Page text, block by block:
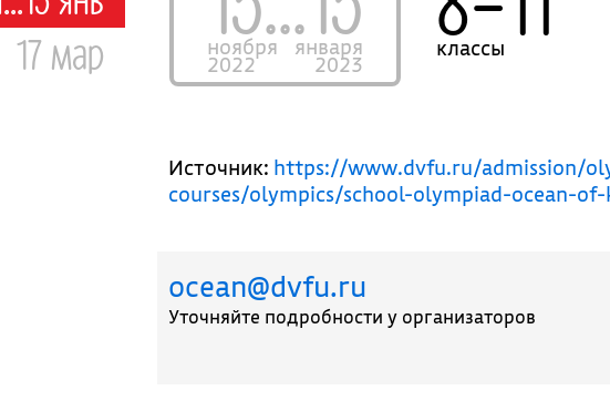
17 мар ноября января
2022 2023
классы
Источник: https://www.dvfu.ru/admission/
courses/olympics/school-olympiad-ocean-
ocean@dvfu.ru
Уточняйте подробности у организаторов